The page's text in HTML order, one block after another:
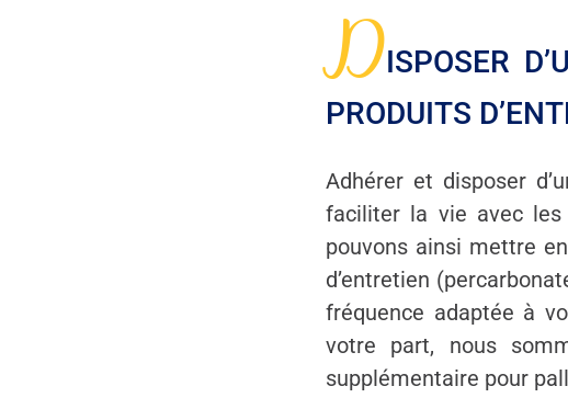
DISPOSER
PRODUITS
Adhérer et disposer
faciliter la vie avec les
pouvons ainsi mettre
d’entretien
fréquence adaptée à
votre part, nous
supplémentaire pour